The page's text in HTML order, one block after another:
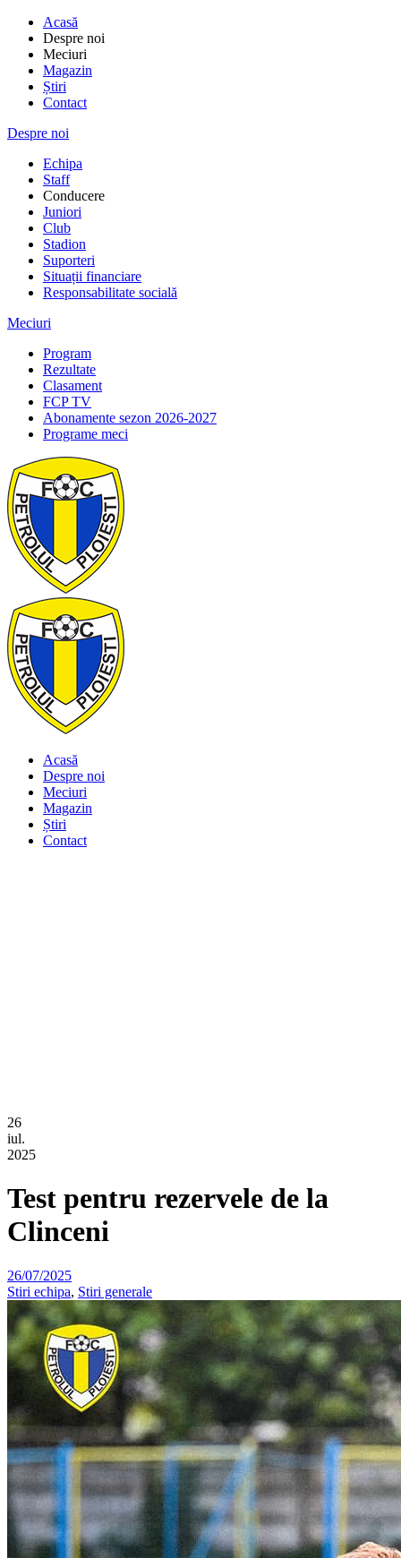
Acasă
Despre noi
Meciuri
Magazin
Știri
Contact
Despre noi
Echipa
Staff
Conducere
Juniori
Club
Stadion
Suporteri
Situații financiare
Responsabilitate socială
Meciuri
Program
Rezultate
Clasament
FCP TV
Abonamente sezon 2026-2027
Programe meci
Acasă
Despre noi
Meciuri
Magazin
Știri
Contact
26
iul.
2025
Test pentru rezervele de la
Clinceni
26/07/2025
Stiri echipa, Stiri generale